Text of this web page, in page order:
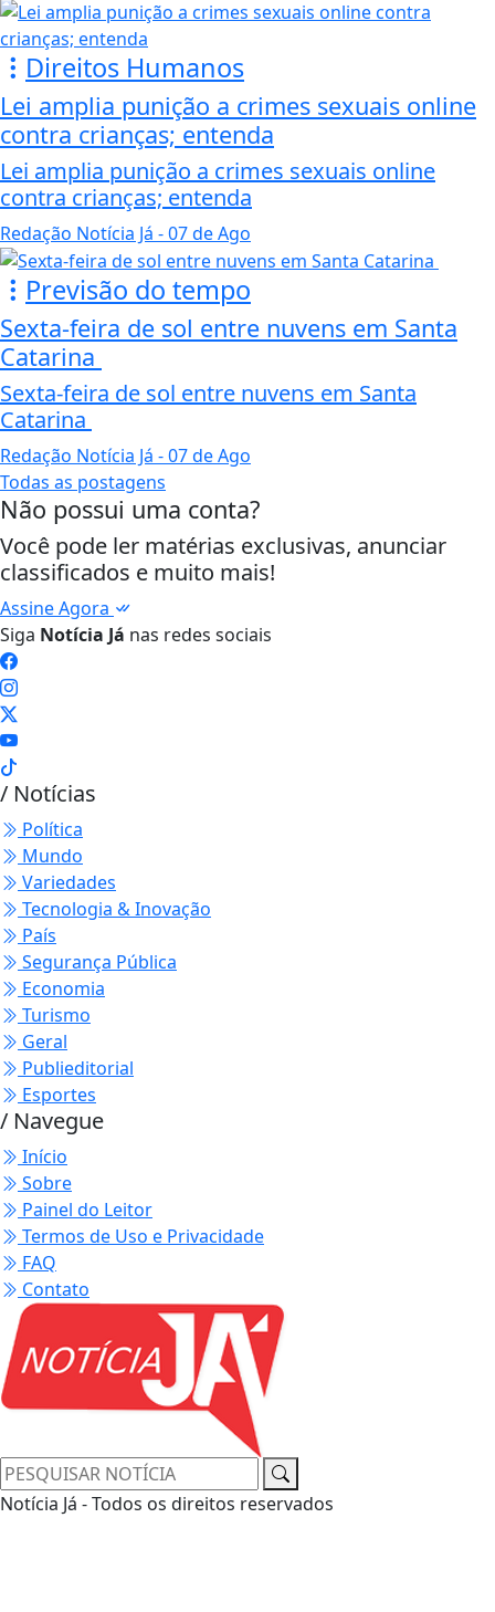
Direitos Humanos
Lei amplia punição a crimes sexuais online
contra crianças; entenda
Lei amplia punição a crimes sexuais online
contra crianças; entenda
Redação Notícia Já - 07 de Ago
Previsão do tempo
Sexta-feira de sol entre nuvens em Santa
Catarina
Sexta-feira de sol entre nuvens em Santa
Catarina
Redação Notícia Já - 07 de Ago
Todas as postagens
Não possui uma conta?
Você pode ler matérias exclusivas, anunciar
classificados e muito mais!
Assine Agora
Siga Notícia Já nas redes sociais
/ Notícias
Política
Mundo
Variedades
Tecnologia & Inovação
País
Segurança Pública
Economia
Turismo
Geral
Publieditorial
Esportes
/ Navegue
Início
Sobre
Painel do Leitor
Termos de Uso e Privacidade
FAQ
Contato
Notícia Já - Todos os direitos reservados